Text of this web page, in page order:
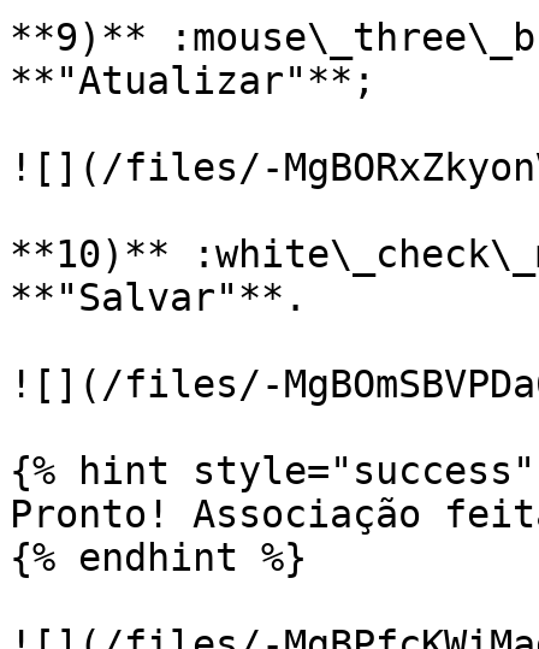
**9)**
**"Atualizar"**;
![](/files/-
**10)**
**"Salvar"**.
![](/files/-
{% hint style="success"
Pronto! Associação
{% endhint %}